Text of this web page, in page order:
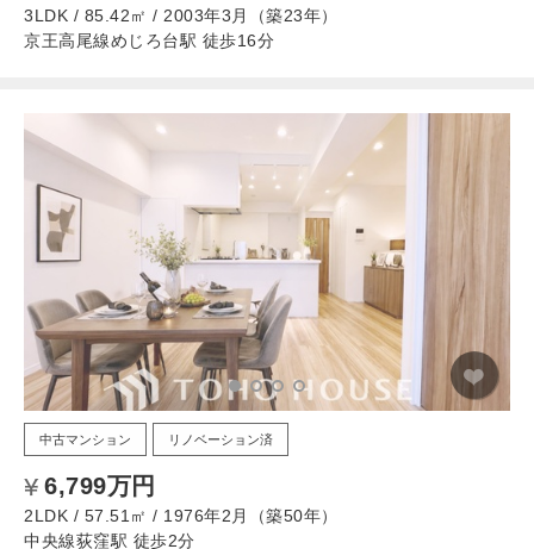
3LDK / 85.42㎡ / 2003年3月（築23年）
京王高尾線めじろ台駅 徒歩16分
中古マンション リノベーション済
6,799万円
2LDK / 57.51㎡ / 1976年2月（築50年）
中央線荻窪駅 徒歩2分